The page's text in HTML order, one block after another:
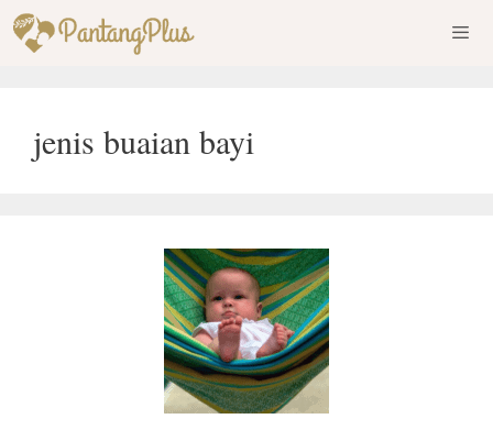
Skip
to
jenis buaian bayi